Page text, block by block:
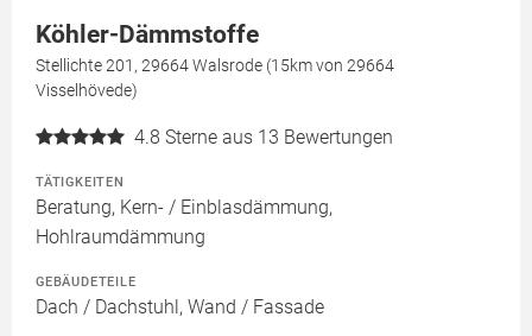
Köhler-Dämmstoffe
Stellichte 201, 29664 Walsrode (15km von 29664
Visselhövede)
4.8 Sterne aus 13 Bewertungen
TÄTIGKEITEN
Beratung, Kern- / Einblasdämmung,
Hohlraumdämmung
GEBÄUDETEILE
Dach / Dachstuhl, Wand / Fassade